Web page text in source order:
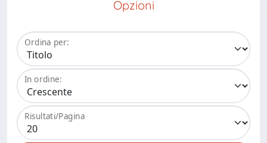
Opzioni
Ordina per:
In ordine:
Risultati/Pagina